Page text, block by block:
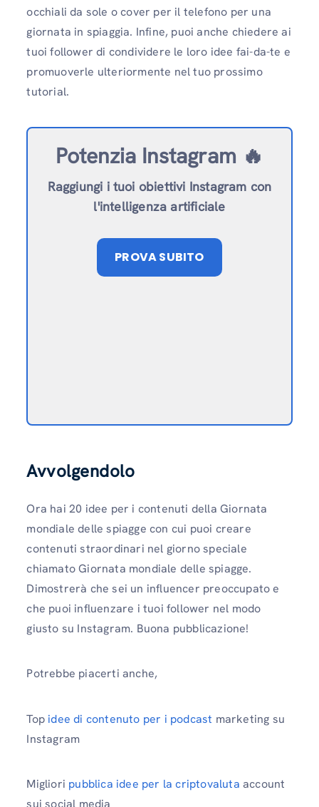
occhiali da sole o cover per il telefono per una
giornata in spiaggia. Infine, puoi anche chiedere ai
tuoi follower di condividere le loro idee fai-da-te e
promuoverle ulteriormente nel tuo prossimo
tutorial.
Potenzia Instagram 🔥
Raggiungi i tuoi obiettivi Instagram con
l'intelligenza artificiale
PROVA SUBITO
Avvolgendolo
Ora hai 20 idee per i contenuti della Giornata
mondiale delle spiagge con cui puoi creare
contenuti straordinari nel giorno speciale
chiamato Giornata mondiale delle spiagge.
Dimostrerà che sei un influencer preoccupato e
che puoi influenzare i tuoi follower nel modo
giusto su Instagram. Buona pubblicazione!
Potrebbe piacerti anche,
Top idee di contenuto per i podcast marketing su
Instagram
Migliori pubblica idee per la criptovaluta account
sui social media